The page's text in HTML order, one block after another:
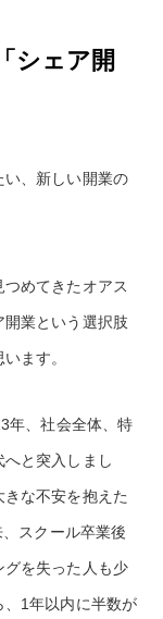
シェア開
い、新しい開業の
めてきたオアス
業という選択肢
ます。
年、社会全体、特
と突入しまし
な不安を抱えた
スクール卒業後
を失った人も少
、1年以内に半数が